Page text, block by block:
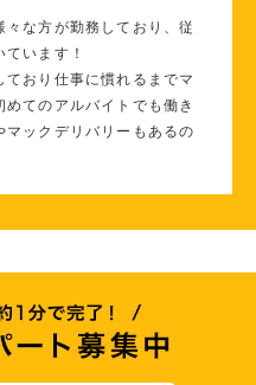
な方が勤務しており、従
います！
ており仕事に慣れるまでマ
てのアルバイトでも働き
ックデリバリーもあるの